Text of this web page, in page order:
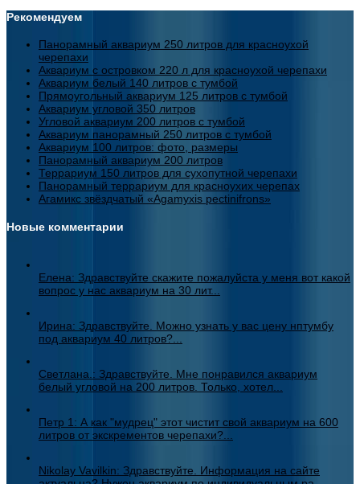
Рекомендуем
Панорамный аквариум 250 литров для красноухой
черепахи
Аквариум с островком 220 л для красноухой черепахи
Аквариум белый 140 литров с тумбой
Прямоугольный аквариум 125 литров с тумбой
Аквариум угловой 350 литров
Угловой аквариум 200 литров с тумбой
Аквариум панорамный 250 литров с тумбой
Аквариум 100 литров: фото, размеры
Панорамный аквариум 200 литров
Террариум 150 литров для сухопутной черепахи
Панорамный террариум для красноухих черепах
Агамикс звёздчатый «Agamyxis pectinifrons»
Новые комментарии
Елена: Здравствуйте скажите пожалуйста у меня вот какой
вопрос у нас аквариум на 30 лит...
Ирина: Здравствуйте. Можно узнать у вас цену нптумбу
под аквариум 40 литров?...
Светлана.: Здравствуйте. Мне понравился аквариум
белый угловой на 200 литров. Только, хотел...
Петр 1: А как "мудрец" этот чистит свой аквариум на 600
литров от экскрементов черепахи?...
Nikolay Vavilkin: Здравствуйте. Информация на сайте